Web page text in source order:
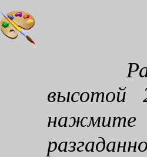
высотой
нажмите